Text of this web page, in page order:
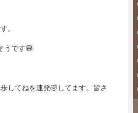
。
うです😅
してねを連発🤣 してます。皆さ